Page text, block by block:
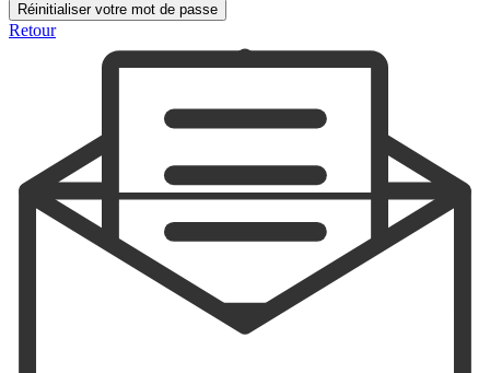
Réinitialiser votre mot de passe
Retour